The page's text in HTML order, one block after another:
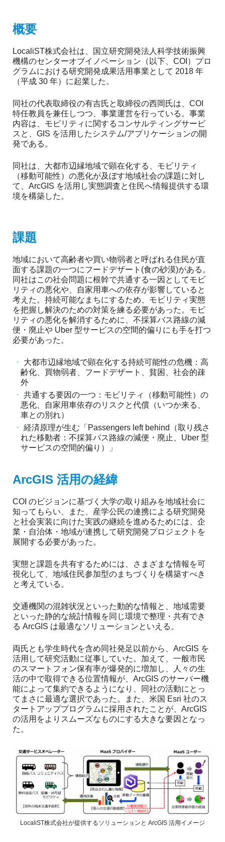
ス
テ
ム
|
ESRI
ャ
パ
概要
LocaliST株式会社は、国立研究開発法人科学技術振興
機構のセンターオブイノベーション（以下、COI）プロ
グラムにおける研究開発成果活用事業として 2018 年
（平成 30 年）に起業した。
同社の代表取締役の有吉氏と取締役の西岡氏は、COI
特任教員を兼任しつつ、事業運営を行っている。事業
内容は、モビリティに関するコンサルティングサービ
スと、GIS を活用したシステム/アプリケーションの開
発である。
同社は、大都市辺縁地域で顕在化する、モビリティ
（移動可能性）の悪化が及ぼす地域社会の課題に対し
て、ArcGIS を活用し実態調査と住民へ情報提供する環
境を構築した。
課題
地域において高齢者や買い物弱者と呼ばれる住民が直
面する課題の一つにフードデザート(食の砂漠)がある。
同社はこの社会問題に根幹で共通する一因としてモビ
リティの悪化や、自家用車への依存が影響していると
考えた。持続可能なまちにするため、モビリティ実態
を把握し解決のための対策を練る必要があった。モビ
リティの悪化を解消するために、不採算バス路線の減
便・廃止や Uber 型サービスの空間的偏りにも手を打つ
必要があった。
大都市辺縁地域で顕在化する持続可能性の危機：高
齢化、買物弱者、フードデザート、貧困、社会的疎
外
共通する要因の一つ：モビリティ（移動可能性）の
悪化、自家用車依存のリスクと代償（いつか来る、
車との別れ）
経済原理が生む「Passengers left behind（取り残さ
れた移動者：不採算バス路線の減便・廃止、Uber 型
サービスの空間的偏り）」
ArcGIS 活用の経緯
COI のビジョンに基づく大学の取り組みを地域社会に
知ってもらい、また、産学公民の連携による研究開発
と社会実装に向けた実践の継続を進めるためには、企
業・自治体・地域が連携して研究開発プロジェクトを
展開する必要があった。
実態と課題を共有するためには、さまざまな情報を可
視化して、地域住民参加型のまちづくりを構築すべき
と考えている。
交通機関の混雑状況といった動的な情報と、地域需要
といった静的な統計情報を同じ環境で整理・共有でき
る ArcGIS は最適なソリューションといえる。
両氏とも学生時代を含め同社発足以前から、ArcGIS を
活用して研究活動に従事していた。加えて、一般市民
のスマートフォン保有率が爆発的に増加し、人々の生
活の中で取得できる位置情報が、ArcGIS のサーバー機
能によって集約できるようになり、同社の活動にとっ
てまさに最適な選択であった。また、米国 Esri 社のス
タートアッププログラムに採用されたことが、ArcGIS
の活用をよりスムーズなものにする大きな要因となっ
た。
LocaliST株式会社が提供するソリューションと ArcGIS 活用イメージ